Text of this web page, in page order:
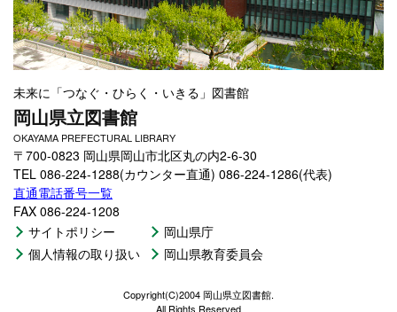
未来に「つなぐ・ひらく・いきる」図書館
岡山県立図書館
OKAYAMA PREFECTURAL LIBRARY
〒700-0823 岡山県岡山市北区丸の内2-6-30
TEL 086-224-1288(カウンター直通) 086-224-1286(代表)
直通電話番号一覧
FAX 086-224-1208
サイトポリシー
個人情報の取り扱い
岡山県庁
岡山県教育委員会
Copyright(C)2004 岡山県立図書館.
All Rights Reserved